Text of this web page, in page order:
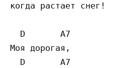
когда растает снег!
  D       A7
Моя дорогая,
  D       A7